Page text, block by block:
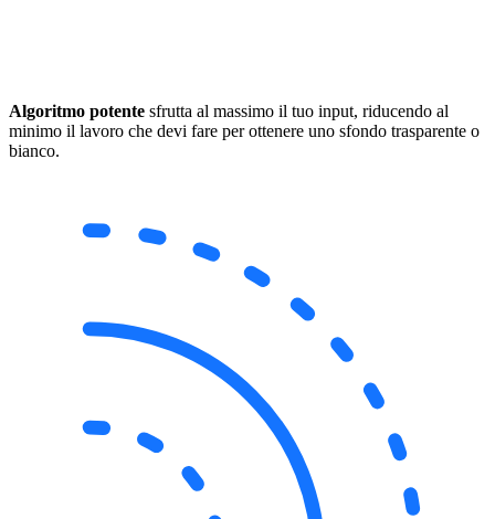
Algoritmo potente sfrutta al massimo il tuo input, riducendo al
minimo il lavoro che devi fare per ottenere uno sfondo trasparente o
bianco.